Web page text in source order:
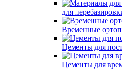
для
Временные
Цементы для
Цементы для